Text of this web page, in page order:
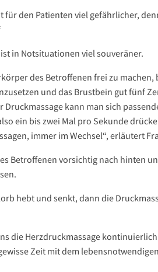
für den Patienten viel gefährlicher,
in Notsituationen viel souveräner.
des Betroffenen frei zu machen,
und das Brustbein gut fünf
kann man sich
ein bis zwei Mal pro Sekunde
immer im Wechsel“, erläutert
Betroffenen vorsichtig nach hinten
hebt und senkt, dann die
die Herzdruckmassage kontinuierlich
Zeit mit dem lebensnotwendigen